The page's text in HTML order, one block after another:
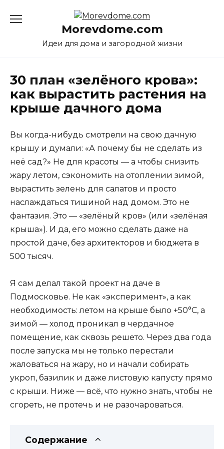
Morevdome.com
Идеи для дома и загородной жизни
30 план «зелёного крова»:
как вырастить растения на
крыше дачного дома
Вы когда-нибудь смотрели на свою дачную
крышу и думали: «А почему бы не сделать из
неё сад?» Не для красоты — а чтобы снизить
жару летом, сэкономить на отоплении зимой,
вырастить зелень для салатов и просто
наслаждаться тишиной над домом. Это не
фантазия. Это — «зелёный кров» (или «зелёная
крыша»). И да, его можно сделать даже на
простой даче, без архитекторов и бюджета в
500 тысяч.
Я сам делал такой проект на даче в
Подмосковье. Не как «эксперимент», а как
необходимость: летом на крыше было +50°C, а
зимой — холод проникал в чердачное
помещение, как сквозь решето. Через два года
после запуска мы не только перестали
жаловаться на жару, но и начали собирать
укроп, базилик и даже листовую капусту прямо
с крыши. Ниже — всё, что нужно знать, чтобы не
сгореть, не протечь и не разочароваться.
Содержание